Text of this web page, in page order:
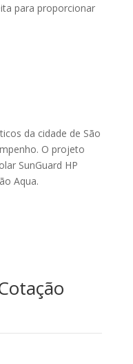
para proporcionar
da cidade de São
O projeto
SunGuard HP
Aqua.